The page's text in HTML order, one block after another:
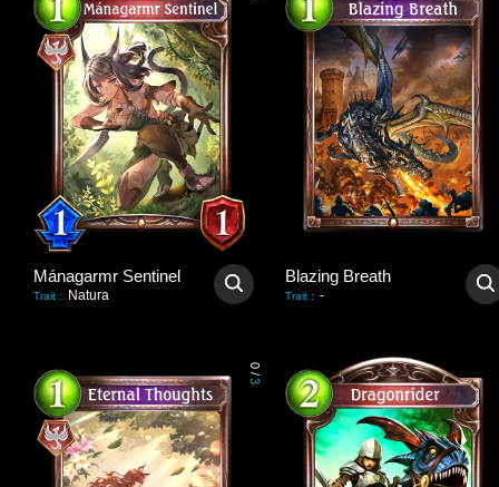
Mánagarmr Sentinel
Trait : Natura
Blazing Breath
Trait : -
0
/
3